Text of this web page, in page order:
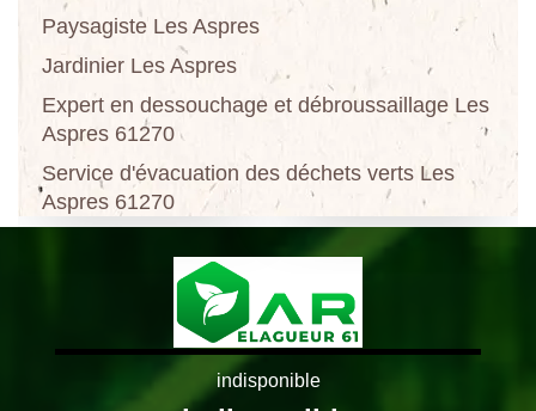
Paysagiste Les Aspres
Jardinier Les Aspres
Expert en dessouchage et débroussaillage Les
Aspres 61270
Service d'évacuation des déchets verts Les
Aspres 61270
indisponible